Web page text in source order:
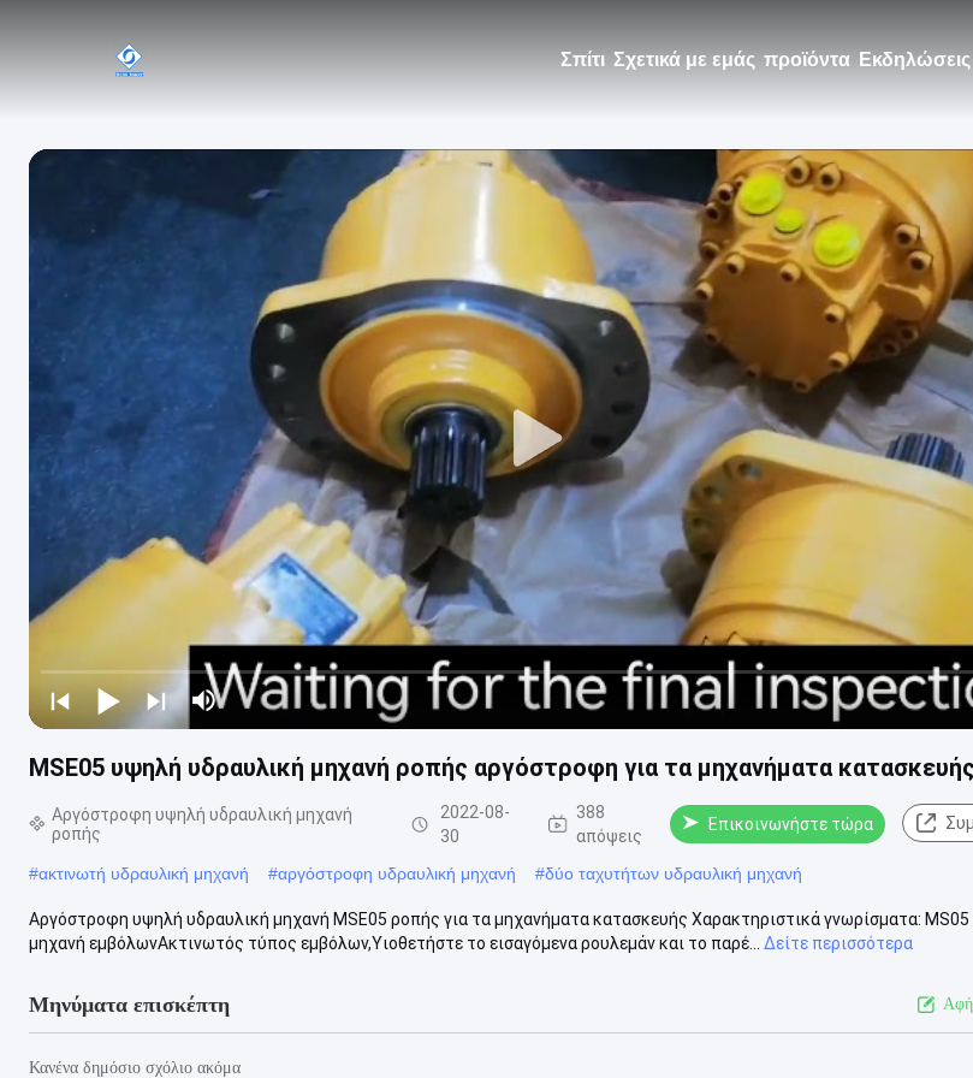
Σπίτι Σχετικά με εμάς προϊόντα Εκδηλώσεις
MSE05 υψηλή υδραυλική μηχανή ροπής αργόστροφη για τα μηχανήματα κατασκευής
Αργόστροφη υψηλή υδραυλική μηχανή
ροπής
2022-08-
30
388
απόψεις
Επικοινωνήστε τώρα
#ακτινωτή υδραυλική μηχανή #αργόστροφη υδραυλική μηχανή #δύο ταχυτήτων υδραυλική μηχανή
Αργόστροφη υψηλή υδραυλική μηχανή MSE05 ροπής για τα μηχανήματα κατασκευής Χαρακτηριστικά γνωρίσματα: MS05
μηχανή εμβόλωνΑκτινωτός τύπος εμβόλων,Υιοθετήστε το εισαγόμενα ρουλεμάν και το παρέ...
Δείτε περισσότερα
Μηνύματα επισκέπτη
Κανένα δημόσιο σχόλιο ακόμα